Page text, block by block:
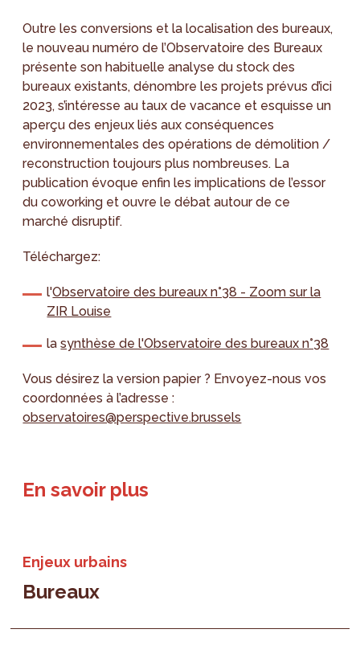
Outre les conversions et la localisation des bureaux,
le nouveau numéro de l’Observatoire des Bureaux
présente son habituelle analyse du stock des
bureaux existants, dénombre les projets prévus d’ici
2023, s’intéresse au taux de vacance et esquisse un
aperçu des enjeux liés aux conséquences
environnementales des opérations de démolition /
reconstruction toujours plus nombreuses. La
publication évoque enfin les implications de l’essor
du coworking et ouvre le débat autour de ce
marché disruptif.
Téléchargez:
l'Observatoire des bureaux n°38 - Zoom sur la
ZIR Louise
lasynthèse de l'Observatoire des bureaux n°38
Vous désirez la version papier ? Envoyez-nous vos
coordonnées à l’adresse :
observatoires@perspective.brussels
En savoir plus
Enjeux urbains
Bureaux